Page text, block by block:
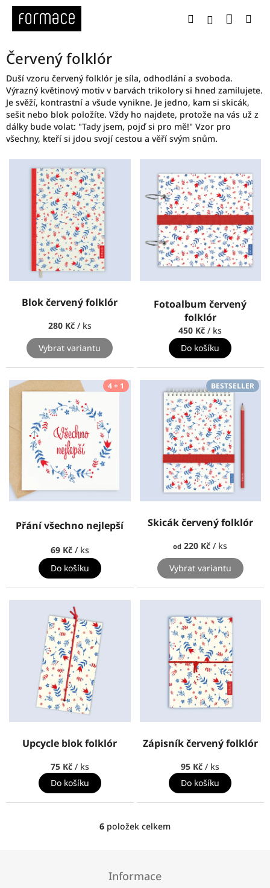
Přejít
obsah
HledatPřihlášení
Červený folklór
Duší vzoru červený folklór je síla, odhodlání a svoboda.
Výrazný květinový motiv v barvách trikolory si hned zamilujete.
Je svěží, kontrastní a všude vynikne. Je jedno, kam si skicák,
sešit nebo blok položíte. Vždy ho najdete, protože na vás už z
dálky bude volat: "Tady jsem, pojď si pro mě!" Vzor pro
všechny, kteří si jdou svojí cestou a věří svým snům.
V
u
Blok červený folklór
280 Kč / ks
Vybrat variantu
Fotoalbum červený
folklór
450 Kč/ ks
Do košíku
4 + 1
Přání všechno nejlepší
69 Kč / ks
Do košíku
BESTSELLER
Skicák červený folklór
od 220 Kč/ ks
Vybrat variantu
Upcycle blok folklór
75 Kč / ks
Do košíku
Zápisník červený folklór
95 Kč/ ks
Do košíku
O
d
6 položek celkem
Informace